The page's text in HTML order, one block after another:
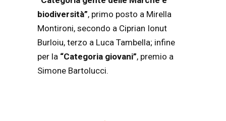
biodiversità”, primo posto a Mirella
Montironi, secondo a Ciprian Ionut
Burloiu, terzo a Luca Tambella; infine
per la “Categoria giovani”, premio a
Simone Bartolucci.